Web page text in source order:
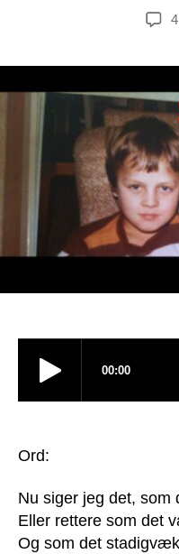
Ord:
Nu siger jeg det, som
Eller rettere som det
Og som det